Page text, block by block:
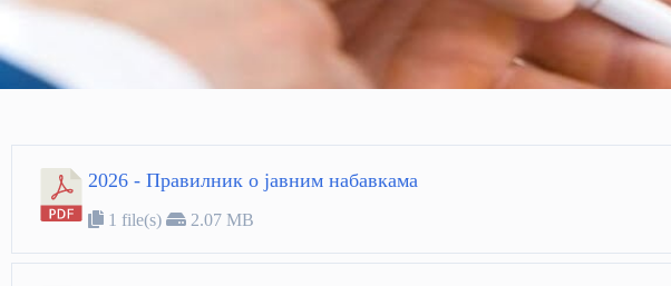
2026 - Правилник о јавним набавкама
1 file(s) 2.07 MB